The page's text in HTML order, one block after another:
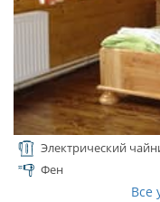
Электрический
Фен
Все